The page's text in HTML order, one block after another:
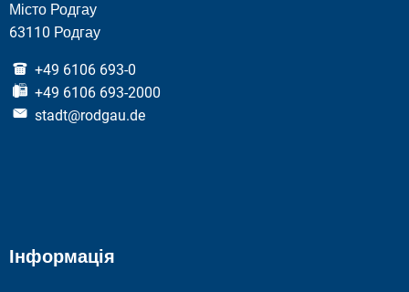
Місто Родгау
63110 Родгау
+49 6106 693-0
+49 6106 693-2000
stadt@rodgau.de
Інформація